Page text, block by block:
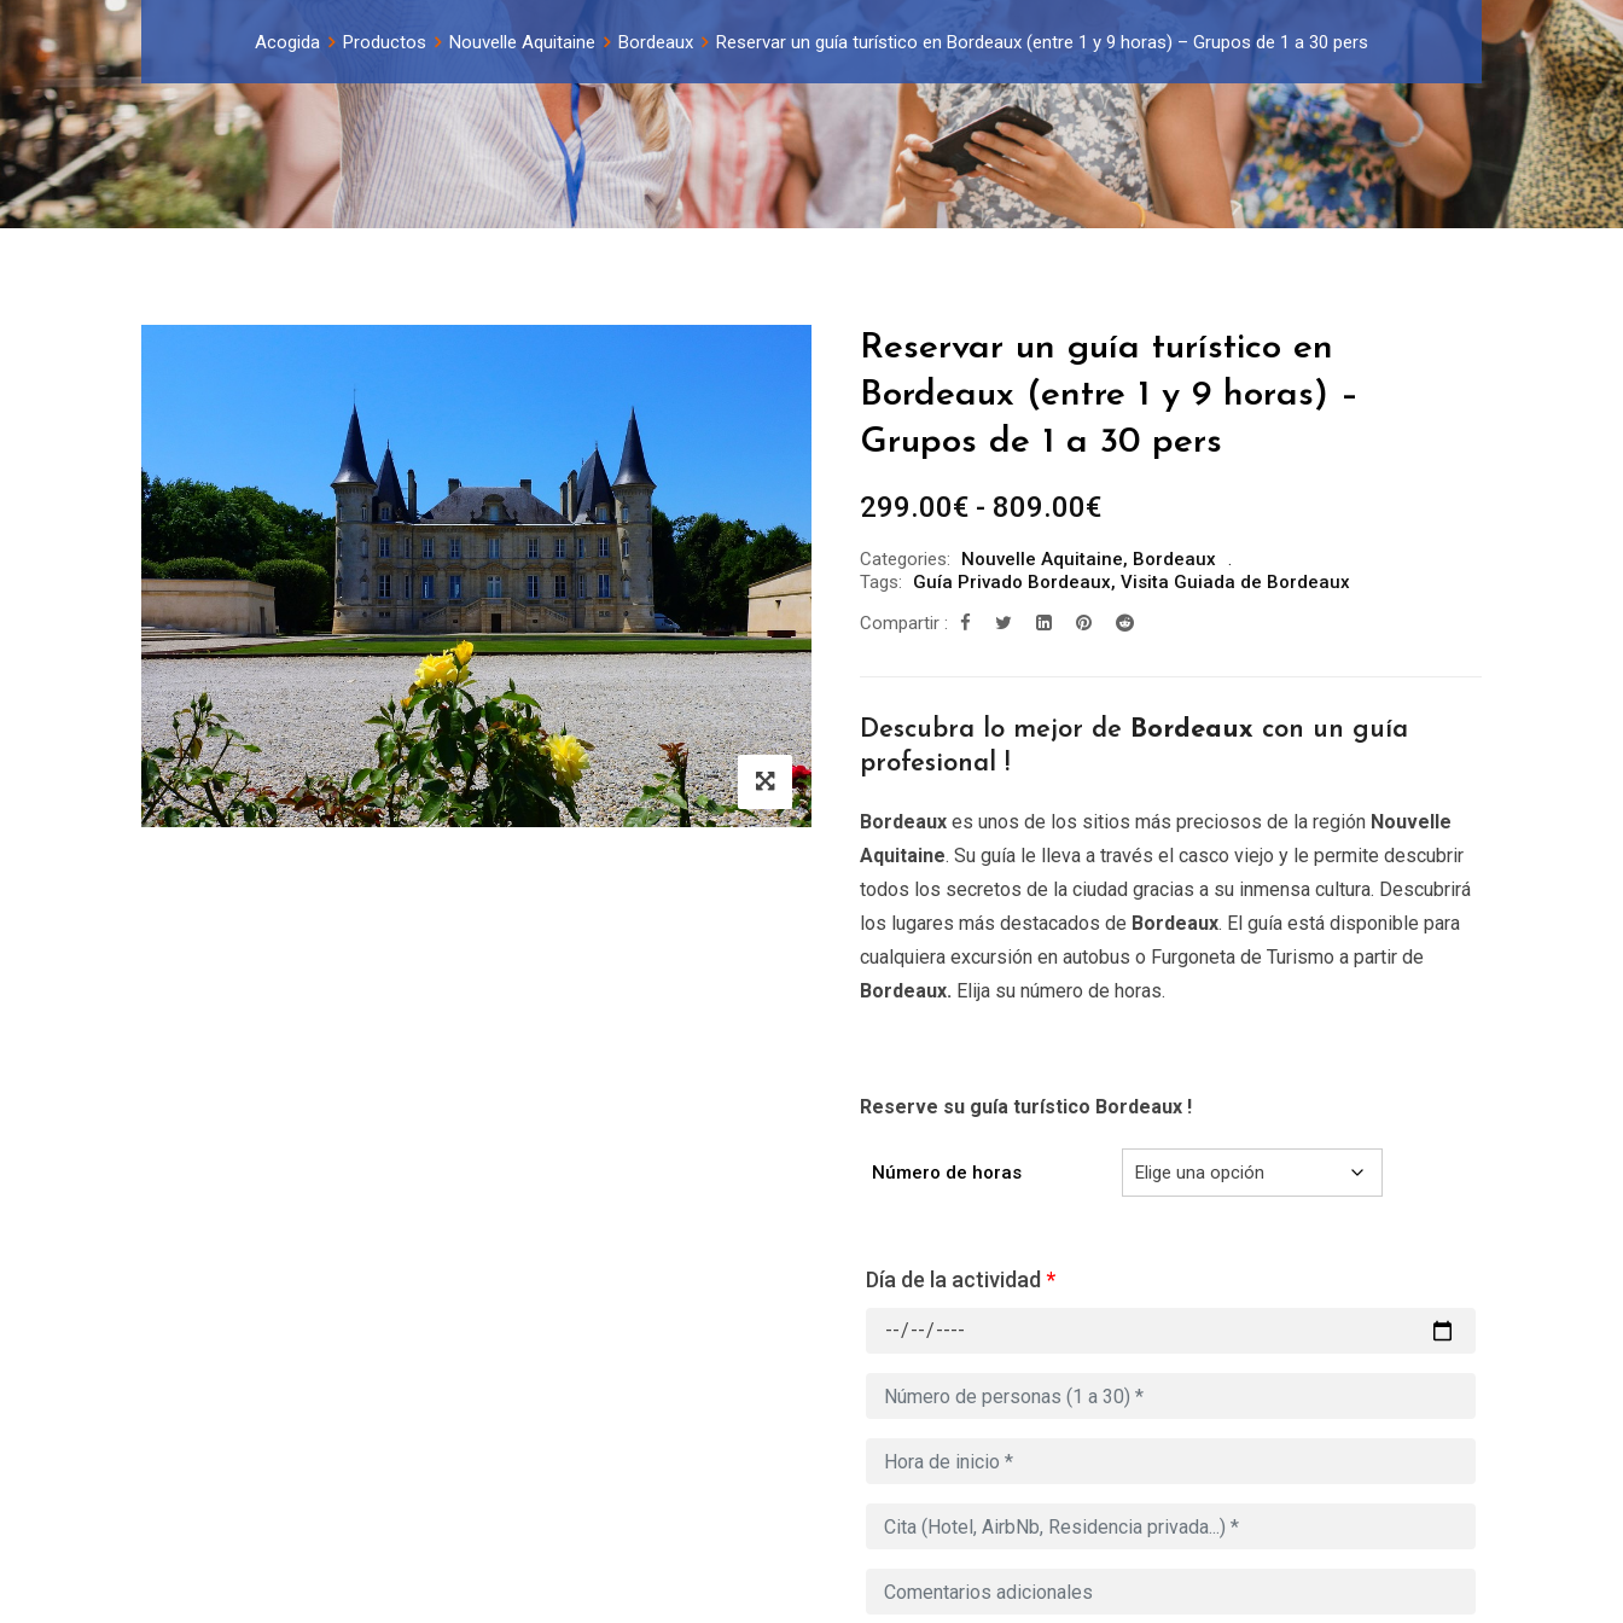
Acogida Productos Nouvelle Aquitaine Bordeaux Reservar un guía turístico en Bordeaux (entre 1 y 9 horas) – Grupos de 1 a 30 pers
Reservar un guía turístico en
Bordeaux (entre 1 y 9 horas) –
Grupos de 1 a 30 pers
299.00€ - 809.00€Rango
precios:
desde
299.00€
809.00€
Categories: Nouvelle Aquitaine, Bordeaux
Tags:
Guía Privado Bordeaux, Visita Guiada de Bordeaux
Compartir :
Descubra lo mejor de Bordeaux con un guía
profesional !
Bordeaux es unos de los sitios más preciosos de la región Nouvelle
Aquitaine. Su guía le lleva a través el casco viejo y le permite descubrir
todos los secretos de la ciudad gracias a su inmensa cultura. Descubrirá
los lugares más destacados de Bordeaux. El guía está disponible para
cualquiera excursión en autobus o Furgoneta de Turismo a partir de
Bordeaux. Elija su número de horas.
Reserve su guía turístico Bordeaux !
Número de horas
Día de la actividad *